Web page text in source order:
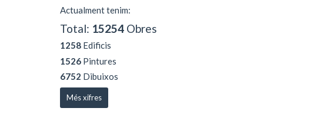
Actualment tenim:
Total: 15254 Obres
1258 Edificis
1526 Pintures
6752 Dibuixos
Més xifres